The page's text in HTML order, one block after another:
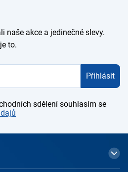
naše akce a jedinečné slevy.
to.
Přihlásit
sdělení souhlasím se